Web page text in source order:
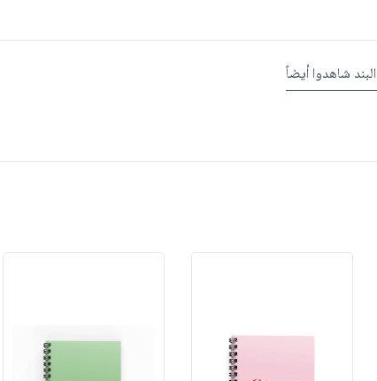
شاهدوا أيضاً